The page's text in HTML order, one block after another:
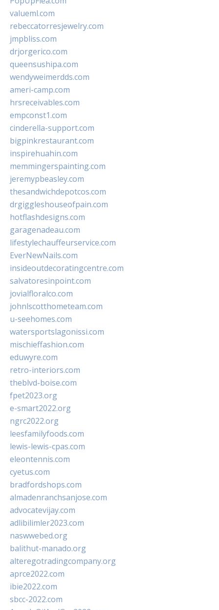
valueml.com
rebeccatorresjewelry.com
jmpbliss.com
drjorgerico.com
queensushipa.com
wendyweimerdds.com
ameri-camp.com
hrsreceivables.com
empconst1.com
cinderella-support.com
bigpinkrestaurant.com
inspirehuahin.com
memmingerspainting.com
jeremypbeasley.com
thesandwichdepotcos.com
drgiggleshouseofpain.com
hotflashdesigns.com
garagenadeau.com
lifestylechauffeurservice.com
EverNewNails.com
insideoutdecoratingcentre.com
salvatoresinpoint.com
jovialfloralco.com
johnlscotthometeam.com
u-seehomes.com
watersportslagonissi.com
mischieffashion.com
eduwyre.com
retro-interiors.com
theblvd-boise.com
fpet2023.org
e-smart2022.org
ngrc2022.org
leesfamilyfoods.com
lewis-lewis-cpas.com
eleontennis.com
cyetus.com
bradfordshops.com
almadenranchsanjose.com
advocatevijay.com
adlibilimler2023.com
naswwebed.org
balithut-manado.org
alteregotradingcompany.org
aprce2022.com
ibie2022.com
sbcc-2022.com